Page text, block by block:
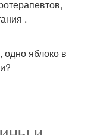
.
яблоко в